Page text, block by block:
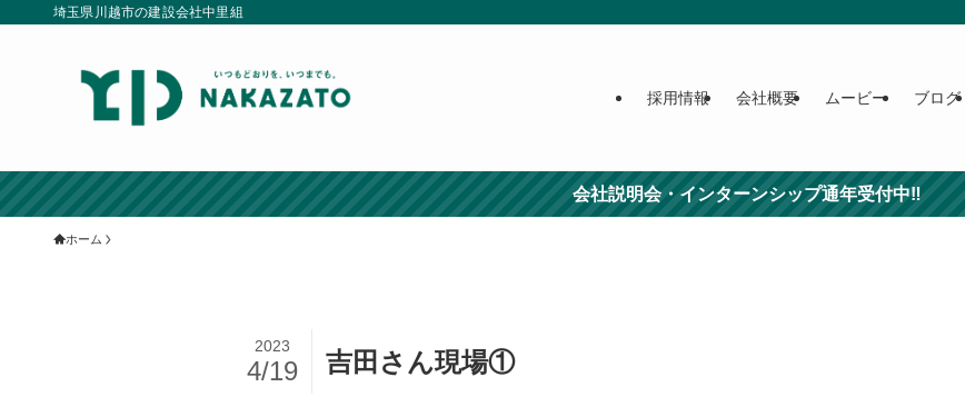
埼玉県川越市の建設会社中里組
採用情報 会社概要 ムービー ブログ
会社説明会・インターンシップ通年受付中‼
ホーム
吉田さん現場①
2023
4/19